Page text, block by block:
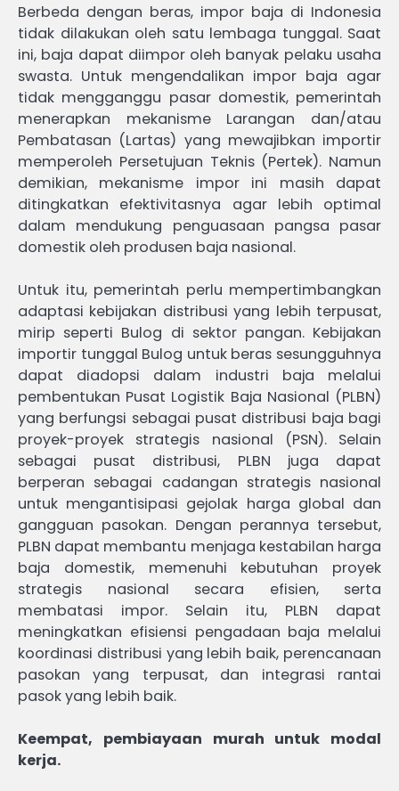
Berbeda dengan beras, impor baja di Indonesia
tidak dilakukan oleh satu lembaga tunggal. Saat
ini, baja dapat diimpor oleh banyak pelaku usaha
swasta. Untuk mengendalikan impor baja agar
tidak mengganggu pasar domestik, pemerintah
menerapkan mekanisme Larangan dan/atau
Pembatasan (Lartas) yang mewajibkan importir
memperoleh Persetujuan Teknis (Pertek). Namun
demikian, mekanisme impor ini masih dapat
ditingkatkan efektivitasnya agar lebih optimal
dalam mendukung penguasaan pangsa pasar
domestik oleh produsen baja nasional.
Untuk itu, pemerintah perlu mempertimbangkan
adaptasi kebijakan distribusi yang lebih terpusat,
mirip seperti Bulog di sektor pangan. Kebijakan
importir tunggal Bulog untuk beras sesungguhnya
dapat diadopsi dalam industri baja melalui
pembentukan Pusat Logistik Baja Nasional (PLBN)
yang berfungsi sebagai pusat distribusi baja bagi
proyek-proyek strategis nasional (PSN). Selain
sebagai pusat distribusi, PLBN juga dapat
berperan sebagai cadangan strategis nasional
untuk mengantisipasi gejolak harga global dan
gangguan pasokan. Dengan perannya tersebut,
PLBN dapat membantu menjaga kestabilan harga
baja domestik, memenuhi kebutuhan proyek
strategis nasional secara efisien, serta
membatasi impor. Selain itu, PLBN dapat
meningkatkan efisiensi pengadaan baja melalui
koordinasi distribusi yang lebih baik, perencanaan
pasokan yang terpusat, dan integrasi rantai
pasok yang lebih baik.
Keempat, pembiayaan murah untuk modal
kerja.